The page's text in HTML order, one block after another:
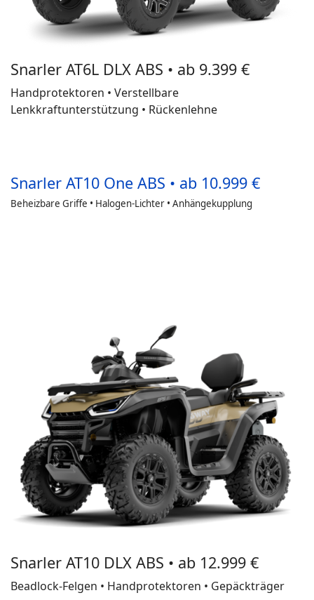
Snarler AT6L DLX ABS • ab 9.399 €
Handprotektoren • Verstellbare
Lenkkraftunterstützung • Rückenlehne
Snarler AT10 One ABS • ab 10.999 €
Beheizbare Griffe • Halogen-Lichter • Anhängekupplung
Snarler AT10 DLX ABS • ab 12.999 €
Beadlock-Felgen • Handprotektoren • Gepäckträger